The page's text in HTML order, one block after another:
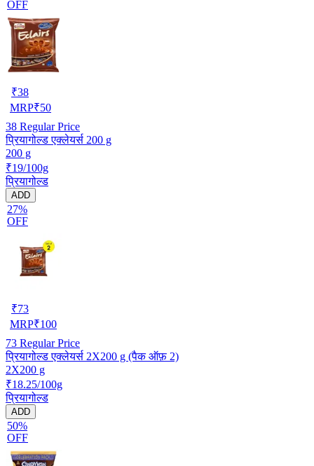
OFF
₹38
MRP₹50
38 Regular Price
प्रियागोल्ड एक्लेयर्स 200 g
200 g
₹19/100g
प्रियागोल्ड
ADD
27%
OFF
₹73
MRP₹100
73 Regular Price
प्रियागोल्ड एक्लेयर्स 2X200 g (पैक ऑफ़ 2)
2X200 g
₹18.25/100g
प्रियागोल्ड
ADD
50%
OFF